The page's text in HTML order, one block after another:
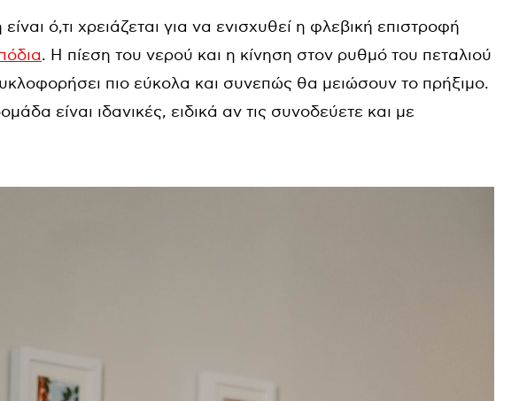
ό,τι χρειάζεται για να ενισχυθεί η φλεβική επιστροφή
. Η πίεση του νερού και η κίνηση στον ρυθμό του πεταλιού
πιο εύκολα και συνεπώς θα μειώσουν το πρήξιμο.
είναι ιδανικές, ειδικά αν τις συνοδεύετε και με